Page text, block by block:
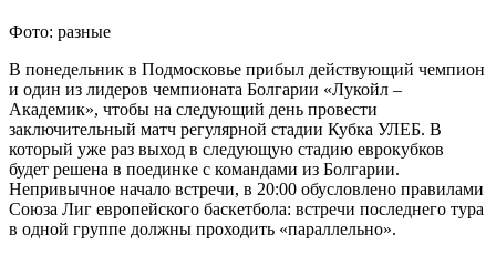
Фото: разные
В понедельник в Подмосковье прибыл действующий чемпион
и один из лидеров чемпионата Болгарии «Лукойл –
Академик», чтобы на следующий день провести
заключительный матч регулярной стадии Кубка УЛЕБ. В
который уже раз выход в следующую стадию еврокубков
будет решена в поединке с командами из Болгарии.
Непривычное начало встречи, в 20:00 обусловлено правилами
Союза Лиг европейского баскетбола: встречи последнего тура
в одной группе должны проходить «параллельно».